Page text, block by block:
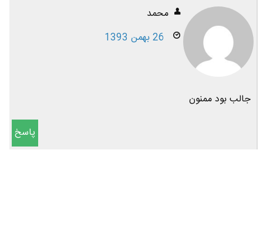
محمد
26 بهمن 1393
جالب بود ممنون
پاسخ